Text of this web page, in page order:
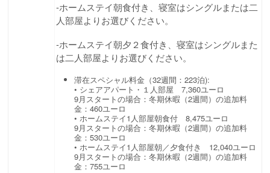
-ホームステイ朝食付き、寝室はシングルまたは二
人部屋よりお選びください。
-ホームステイ朝夕２食付き、寝室はシングルまた
は二人部屋よりお選びください。
滞在スペシャル料金（32週間：223泊):
• シェアアパート・１人部屋 7,360ユーロ
9月スタートの場合：冬期休暇（2週間）の追加料
金：460ユーロ
• ホームステイ1人部屋朝食付 8,475ユーロ
9月スタートの場合：冬期休暇（2週間）の追加料
金：530ユーロ
• ホームステイ1人部屋朝／夕食付き 12,040ユーロ
9月スタートの場合：冬期休暇（2週間）の追加料
金：755ユーロ